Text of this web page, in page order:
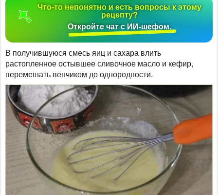
Что-то непонятно и есть вопросы к этому
рецепту?
Откройте чат с ИИ-шефом.
В получившуюся смесь яиц и сахара влить
растопленное остывшее сливочное масло и кефир,
перемешать венчиком до однородности.